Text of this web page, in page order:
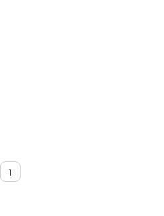
1